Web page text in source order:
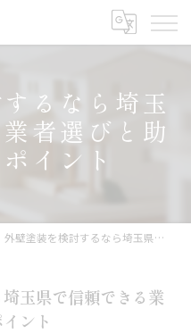
るなら埼玉
者選びと助
イント
外壁塗装を検討するなら埼玉県で信頼できる業者選びと助成金活用のポイント
玉県で信頼できる業
ント